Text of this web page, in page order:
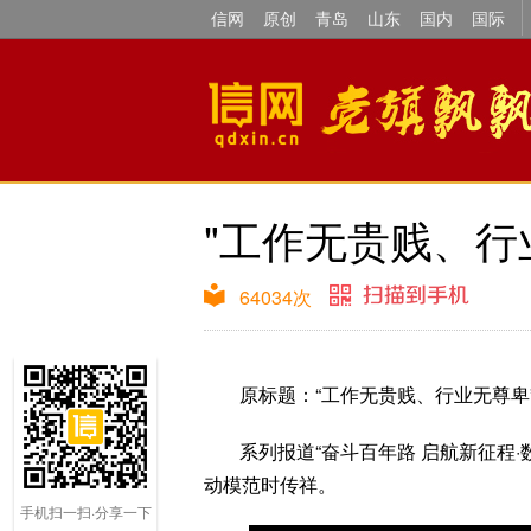
信网 原创 青岛 山东 国内 国际
"工作无贵贱、
64034次
原标题：“工作无贵贱、行业无尊
系列报道“奋斗百年路 启航新征程
动模范时传祥。
手机扫一扫·分享一下